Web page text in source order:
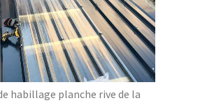
habillage planche rive de la